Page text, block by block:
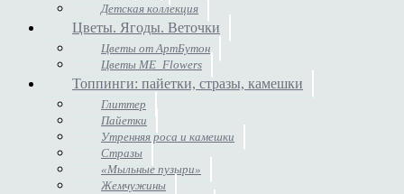
Детская коллекция
Цветы. Ягоды. Веточки
Цветы от АртБутон
Цветы ME_Flowers
Топпинги: пайетки, стразы, камешки
Глиттер
Пайетки
Утренняя роса и камешки
Стразы
«Мыльные пузыри»
Жемчужины